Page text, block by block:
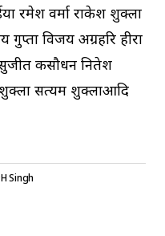
रमेश वर्मा राकेश शुक्ला
विजय अग्रहरि हीरा
सुजीत कसौधन नितेश
शुक्ला सत्यम शुक्लाआदि
Singh